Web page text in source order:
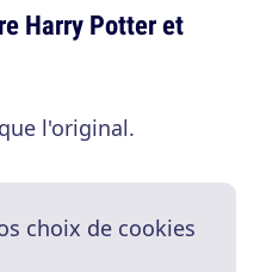
Harry Potter et
l'original.
choix de cookies